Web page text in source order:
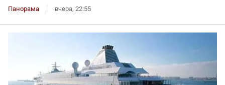
Панорама вчера, 22:55